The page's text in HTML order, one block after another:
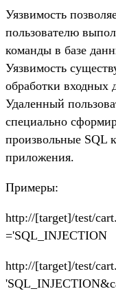
Уязвимость
пользователю
команды в базе
Уязвимость
обработки входных
Удаленный
специально
произвольные SQL
приложения.
Примеры:
http://[target]/test/
='SQL_INJECTION
http://[target]/test/